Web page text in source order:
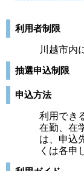
利用者制限
川越市内
抽選申込制限
申込方法
利用でき
在勤、在
は、申込
くは各申